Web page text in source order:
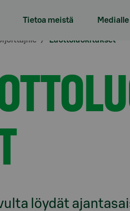
Tietoa meistä Medialle
Luottoluokitukset
löydät